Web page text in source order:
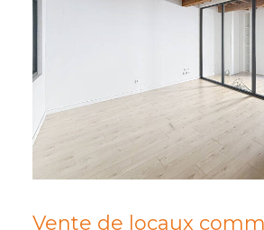
Vente de locaux